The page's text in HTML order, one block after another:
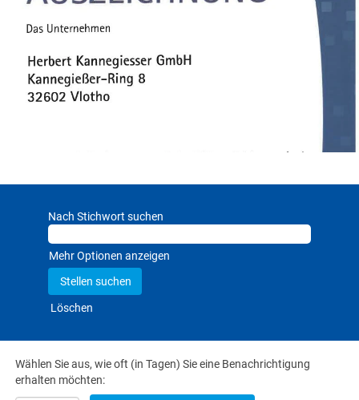
Nach Stichwort suchen
Mehr Optionen anzeigen
Löschen
Wählen Sie aus, wie oft (in Tagen) Sie eine Benachrichtigung
erhalten möchten: